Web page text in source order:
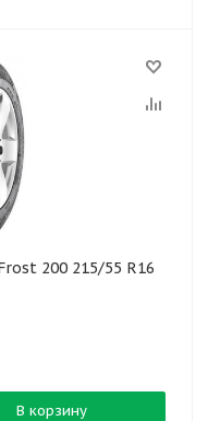
200 215/55 R16
В корзину